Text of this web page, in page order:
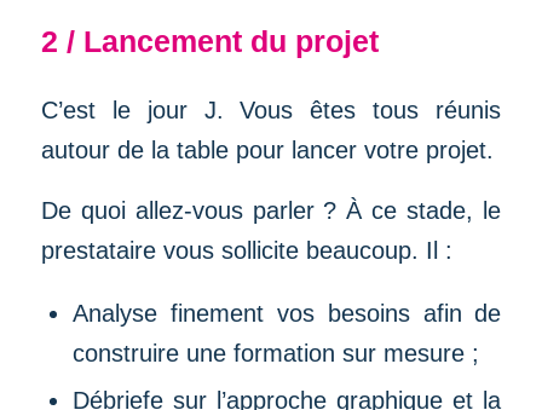
2 / Lancement du projet
C’est le jour J. Vous êtes tous réunis
autour de la table pour lancer votre projet.
De quoi allez-vous parler ? À ce stade, le
prestataire vous sollicite beaucoup. Il :
Analyse finement vos besoins afin de
construire une formation sur mesure ;
Débriefe sur l’approche graphique et la